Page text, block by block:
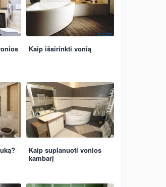
Kaip išsirinkti vonią
Kaip suplanuoti vonios
kambarį